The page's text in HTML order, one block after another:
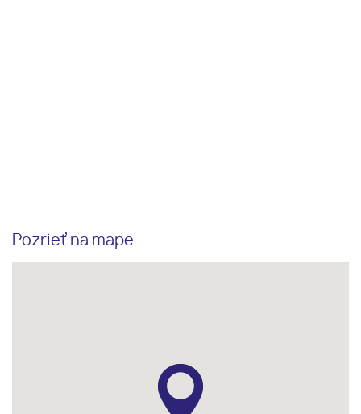
Pozrieť na mape